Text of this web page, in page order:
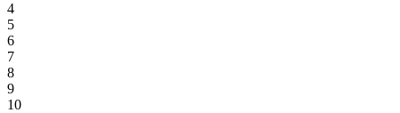
4
5
6
7
8
9
10